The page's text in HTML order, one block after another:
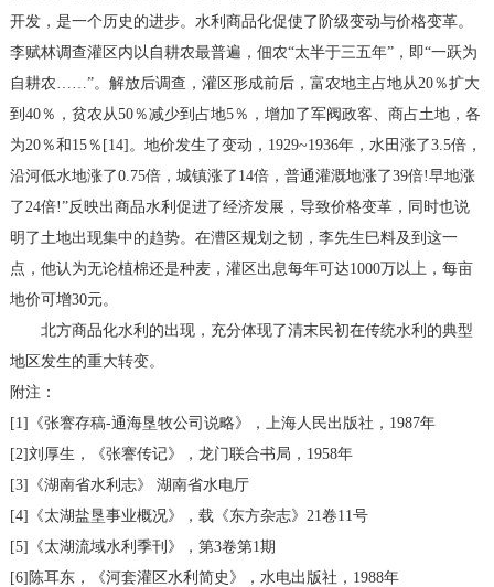
开发，是一个历史的进步。水利商品化促使了阶级变动与价格变革。
李赋林调查灌区内以自耕农最普遍，佃农“太半于三五年”，即“一跃为
自耕农……”。解放后调查，灌区形成前后，富农地主占地从20％扩大
到40％，贫农从50％减少到占地5％，增加了军阀政客、商占土地，各
为20％和15％[14]。地价发生了变动，1929~1936年，水田涨了3.5倍，
沿河低水地涨了0.75倍，城镇涨了14倍，普通灌溉地涨了39倍!早地涨
了24倍!”反映出商品水利促进了经济发展，导致价格变革，同时也说
明了土地出现集中的趋势。在漕区规划之韧，李先生巳料及到这一
点，他认为无论植棉还是种麦，灌区出息每年可达1000万以上，每亩
地价可增30元。
北方商品化水利的出现，充分体现了清末民初在传统水利的典型
地区发生的重大转变。
附注：
[1]《张謇存稿-通海垦牧公司说略》，上海人民出版社，1987年
[2]刘厚生，《张謇传记》，龙门联合书局，1958年
[3]《湖南省水利志》 湖南省水电厅
[4]《太湖盐垦事业概况》，载《东方杂志》21卷11号
[5]《太湖流域水利季刊》，第3卷第1期
[6]陈耳东，《河套灌区水利简史》，水电出版社，1988年